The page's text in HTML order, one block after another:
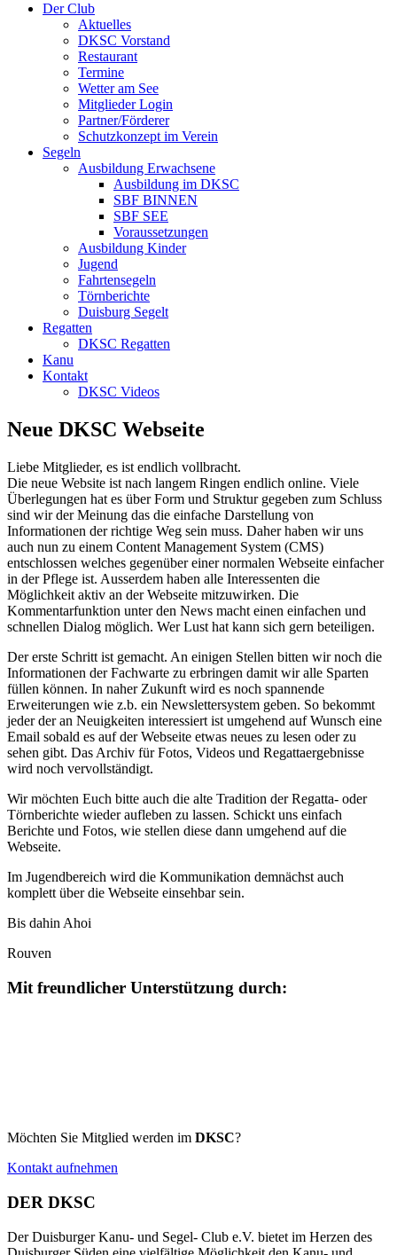
Der Club
Aktuelles
DKSC Vorstand
Restaurant
Termine
Wetter am See
Mitglieder Login
Partner/Förderer
Schutzkonzept im Verein
Segeln
Ausbildung Erwachsene
Ausbildung im DKSC
SBF BINNEN
SBF SEE
Voraussetzungen
Ausbildung Kinder
Jugend
Fahrtensegeln
Törnberichte
Duisburg Segelt
Regatten
DKSC Regatten
Kanu
Kontakt
DKSC Videos
Neue DKSC Webseite
Liebe Mitglieder, es ist endlich vollbracht.
Die neue Website ist nach langem Ringen endlich online. Viele
Überlegungen hat es über Form und Struktur gegeben zum Schluss
sind wir der Meinung das die einfache Darstellung von
Informationen der richtige Weg sein muss. Daher haben wir uns
auch nun zu einem Content Management System (CMS)
entschlossen welches gegenüber einer normalen Webseite einfacher
in der Pflege ist. Ausserdem haben alle Interessenten die
Möglichkeit aktiv an der Webseite mitzuwirken. Die
Kommentarfunktion unter den News macht einen einfachen und
schnellen Dialog möglich. Wer Lust hat kann sich gern beteiligen.
Der erste Schritt ist gemacht. An einigen Stellen bitten wir noch die
Informationen der Fachwarte zu erbringen damit wir alle Sparten
füllen können. In naher Zukunft wird es noch spannende
Erweiterungen wie z.b. ein Newslettersystem geben. So bekommt
jeder der an Neuigkeiten interessiert ist umgehend auf Wunsch eine
Email sobald es auf der Webseite etwas neues zu lesen oder zu
sehen gibt. Das Archiv für Fotos, Videos und Regattaergebnisse
wird noch vervollständigt.
Wir möchten Euch bitte auch die alte Tradition der Regatta- oder
Törnberichte wieder aufleben zu lassen. Schickt uns einfach
Berichte und Fotos, wie stellen diese dann umgehend auf die
Webseite.
Im Jugendbereich wird die Kommunikation demnächst auch
komplett über die Webseite einsehbar sein.
Bis dahin Ahoi
Rouven
Mit freundlicher Unterstützung durch:
Möchten Sie Mitglied werden im DKSC?
Kontakt aufnehmen
DER DKSC
Der Duisburger Kanu- und Segel- Club e.V. bietet im Herzen des